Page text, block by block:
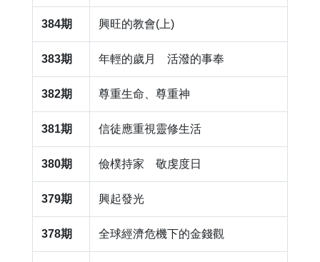
384期 興旺的教會(上)
383期 年輕的歲月 活潑的事奉
382期 尊重生命、尊重神
381期 信徒應重視靈修生活
380期 儉樸持家 敬虔度日
379期 興起發光
378期 全球經濟危機下的金錢觀